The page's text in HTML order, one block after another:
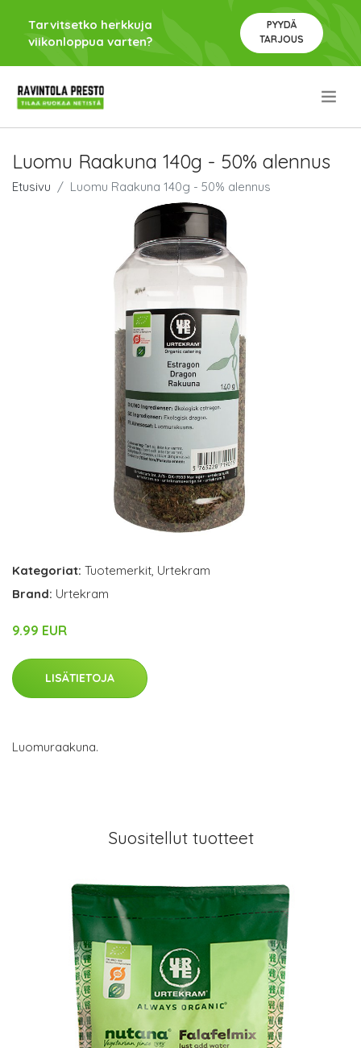
Tarvitsetko herkkuja
viikonloppua varten?
PYYDÄ
TARJOUS
Luomu Raakuna 140g - 50% alennus
Etusivu Luomu Raakuna 140g - 50% alennus
Kategoriat: Tuotemerkit, Urtekram
Brand: Urtekram
9.99 EUR
LISÄTIETOJA
Luomuraakuna.
Suositellut tuotteet